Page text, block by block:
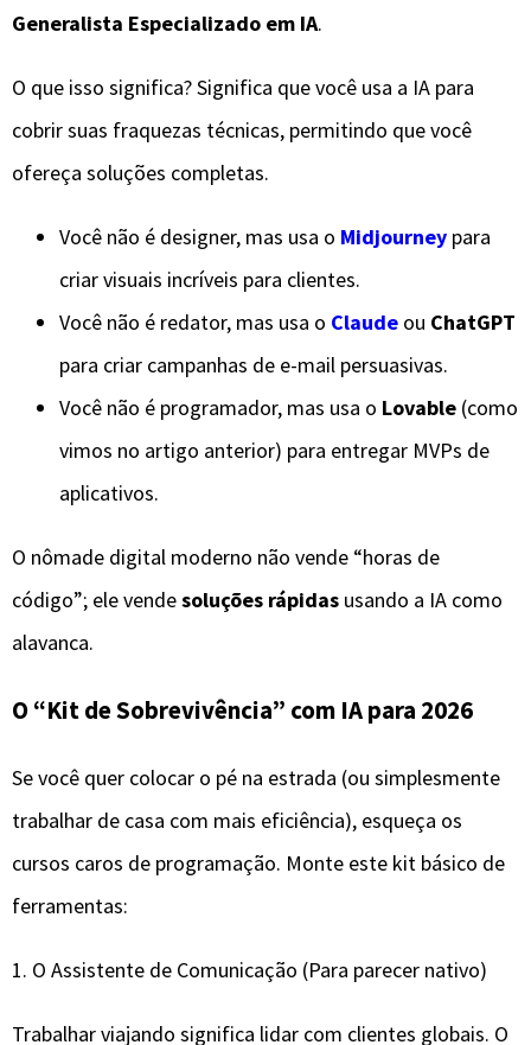
Generalista Especializado em IA.
​O que isso significa? Significa que você usa a IA para
cobrir suas fraquezas técnicas, permitindo que você
ofereça soluções completas.
​Você não é designer, mas usa o Midjourney para
criar visuais incríveis para clientes.
​Você não é redator, mas usa o Claude ou ChatGPT
para criar campanhas de e-mail persuasivas.
​Você não é programador, mas usa o Lovable (como
vimos no artigo anterior) para entregar MVPs de
aplicativos.
​O nômade digital moderno não vende “horas de
código”; ele vendesoluções rápidas usando a IA como
alavanca.
​O “Kit de Sobrevivência” com IA para 2026
​Se você quer colocar o pé na estrada (ou simplesmente
trabalhar de casa com mais eficiência), esqueça os
cursos caros de programação. Monte este kit básico de
ferramentas:
​1. O Assistente de Comunicação (Para parecer nativo)
​Trabalhar viajando significa lidar com clientes globais. O